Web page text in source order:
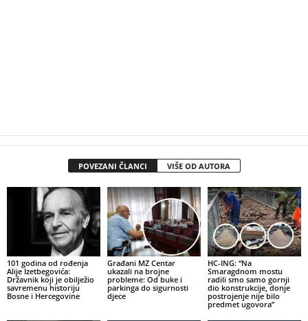
POVEZANI ČLANCI VIŠE OD AUTORA
101 godina od rođenja
Alije Izetbegovića:
Državnik koji je obilježio
savremenu historiju
Bosne i Hercegovine
Građani MZ Centar
ukazali na brojne
probleme: Od buke i
parkinga do sigurnosti
djece
HC-ING: “Na
Smaragdnom mostu
radili smo samo gornji
dio konstrukcije, donje
postrojenje nije bilo
predmet ugovora”